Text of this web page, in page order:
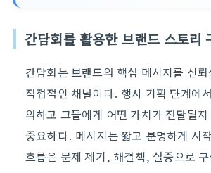
간담회를 활용한 브랜드 스토리
간담회는 브랜드의 핵심 메시지를 신
직접적인 채널이다. 행사 기획 단계에
의하고 그들에게 어떤 가치가 전달될
중요하다. 메시지는 짧고 분명하게 시
흐름은 문제 제기, 해결책, 실증으로